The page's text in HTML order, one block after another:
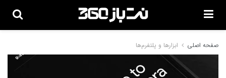
صفحه اصلی ابزارها و پلتفرم‌ها